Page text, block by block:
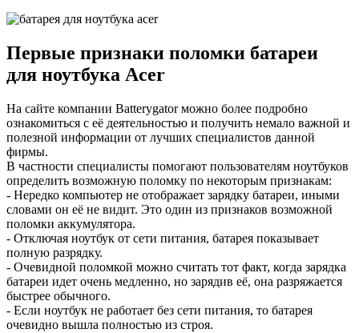
Первые признаки поломки батареи
для ноутбука Аcer
На сайте компании Batterygator можно более подробно
ознакомиться с её деятельностью и получить немало важной и
полезной информации от лучших специалистов данной
фирмы.
В частности специалисты помогают пользователям ноутбуков
определить возможную поломку по некоторым признакам:
- Нередко компьютер не отображает зарядку батареи, иными
словами он её не видит. Это один из признаков возможной
поломки аккумулятора.
- Отключая ноутбук от сети питания, батарея показывает
полную разрядку.
- Очевидной поломкой можно считать тот факт, когда зарядка
батареи идет очень медленно, но зарядив её, она разряжается
быстрее обычного.
- Если ноутбук не работает без сети питания, то батарея
очевидно вышла полностью из строя.